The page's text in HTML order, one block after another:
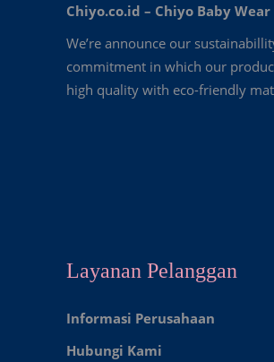
Chiyo.co.id – Chiyo Baby Wear
We’re announce our
commitment in which our
high quality with eco-friendly
Layanan Pelanggan
Informasi Perusahaan
Hubungi Kami